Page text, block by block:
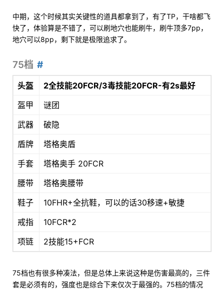
中期，这个时候其实关键性的道具都拿到了，有了TP，干啥都飞
快了，体验算是不错了，可以刷地穴也能刷牛，刷牛顶多7pp，
地穴可以8pp，剩下就是极限追求了。
75档
头盔
2全技能20FCR/3毒技能20FCR-有2s最好
盔甲
谜团
武器
破隐
盾牌
塔格奥盾
手套
塔格奥手 20FCR
腰带
塔格奥腰带
鞋子
10FHR+全抗鞋，可以的话30移速+敏捷
戒指
10FCR*2
项链
2技能15+FCR
75档也有很多种凑法，但是总体上来说这种是伤害最高的，三件
套是必须有的，强度也是综合下来仅次于最强的。75档的情况